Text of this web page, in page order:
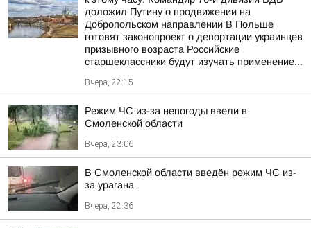
доложил Путину о продвижении на
Добропольском направлении В Польше
готовят законопроект о депортации украинцев
призывного возраста Российские
старшеклассники будут изучать применение...
Вчера, 22:15
Режим ЧС из-за непогоды ввели в
Смоленской области
Вчера, 23:06
В Смоленской области введён режим ЧС из-
за урагана
Вчера, 22:36